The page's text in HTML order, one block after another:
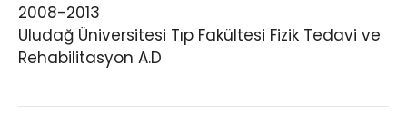
2008-2013
Uludağ Üniversitesi Tıp Fakültesi Fizik Tedavi ve
Rehabilitasyon A.D